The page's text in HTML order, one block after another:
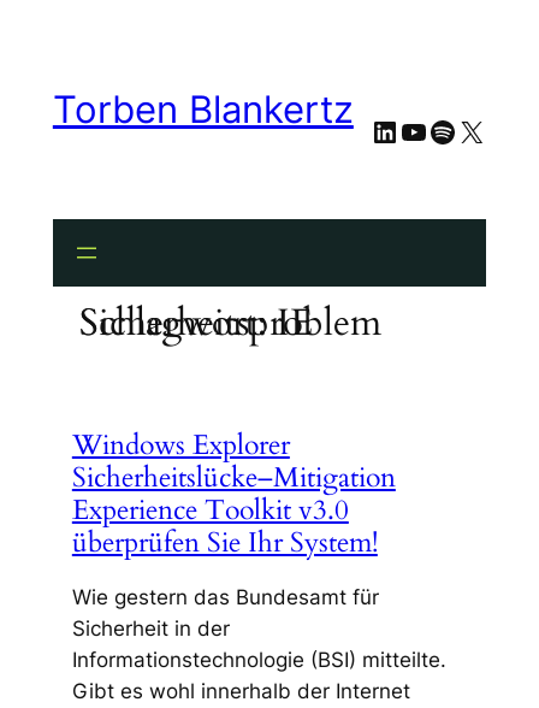
springenTorben Blankertz LinkedIn
YouTube
Spotify
X
Schlagwort:
IE Sicherheitsproblem
Windows Explorer
Sicherheitslücke–Mitigation
Experience Toolkit v3.0
überprüfen Sie Ihr System!
Wie gestern das Bundesamt für
Sicherheit in der
Informationstechnologie (BSI) mitteilte.
Gibt es wohl innerhalb der Internet